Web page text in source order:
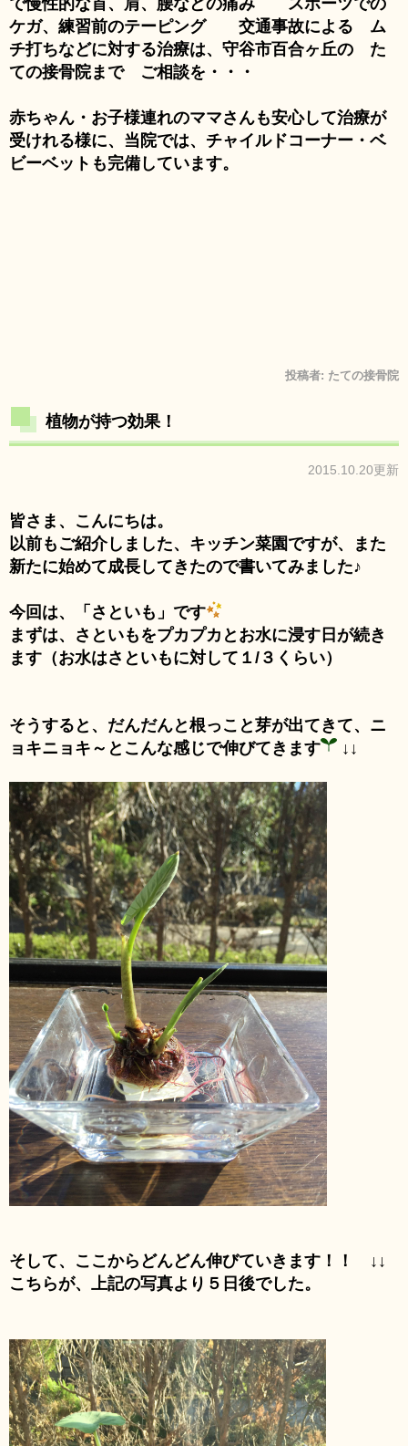
ケガ、練習前のテーピング 交通事故による ム
チ打ちなどに対する治療は、守谷市百合ヶ丘の た
ての接骨院まで ご相談を・・・
赤ちゃん・お子様連れのママさんも安心して治療が
受けれる様に、当院では、チャイルドコーナー・ベ
ビーベットも完備しています。
投稿者: たての接骨院
植物が持つ効果！
2015.10.20更新
皆さま、こんにちは。
以前もご紹介しました、キッチン菜園ですが、また
新たに始めて成長してきたので書いてみました♪
今回は、「さといも」です
まずは、さといもをプカプカとお水に浸す日が続き
ます（お水はさといもに対して１/３くらい）
そうすると、だんだんと根っこと芽が出てきて、ニ
ョキニョキ～とこんな感じで伸びてきます
↓↓
そして、ここからどんどん伸びていきます！！ ↓↓
こちらが、上記の写真より５日後でした。